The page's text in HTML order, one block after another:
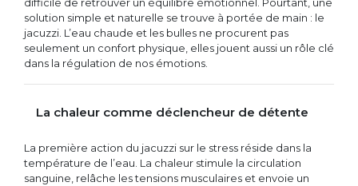
solution simple et naturelle se trouve à portée de main : le
jacuzzi. L’eau chaude et les bulles ne procurent pas
seulement un confort physique, elles jouent aussi un rôle clé
dans la régulation de nos émotions.
La chaleur comme déclencheur de détente
La première action du jacuzzi sur le stress réside dans la
température de l’eau. La chaleur stimule la circulation
sanguine, relâche les tensions musculaires et envoie un